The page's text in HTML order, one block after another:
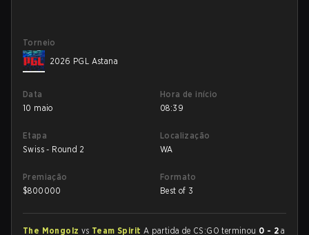
Torneio
2026 PGL Astana
Data
10 maio
Hora de início
08:39
Etapa
Swiss - Round 2
Localização
WA
Premiação
$800000
Formato
Best of 3
The Mongolz vs Team Spirit A partida de CS:GO terminou 0 - 2 a